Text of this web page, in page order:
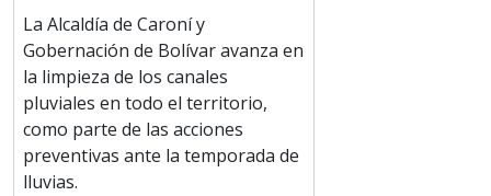
La Alcaldía de Caroní y
Gobernación de Bolívar avanza en
la limpieza de los canales
pluviales en todo el territorio,
como parte de las acciones
preventivas ante la temporada de
lluvias.